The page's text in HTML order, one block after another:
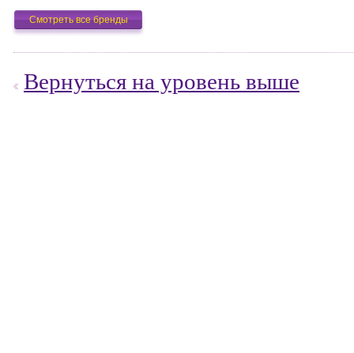
Смотреть все бренды
Вернуться на уровень выше